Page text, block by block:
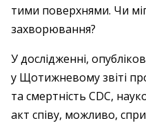
тими поверхнями. Чи
захворювання?
У дослідженні,
у Щотижневому звіті
та смертність CDC,
акт співу, можливо,